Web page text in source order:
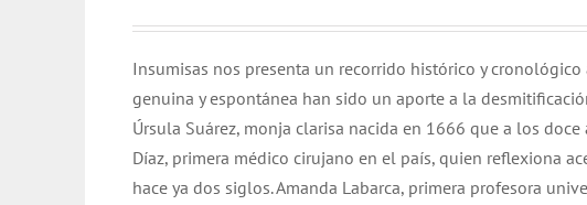
Insumisas nos presenta un recorrido histórico y
genuina y espontánea han sido un aporte a la
Úrsula Suárez, monja clarisa nacida en 1666 que a los
Díaz, primera médico cirujano en el país, quien reflexiona
hace ya dos siglos. Amanda Labarca, primera profesora